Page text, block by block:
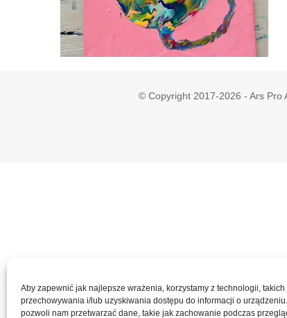
Aby zapewnić jak najlepsze wrażenia, korzystamy z technologii,
przechowywania i/lub uzyskiwania dostępu do informacji o
pozwoli nam przetwarzać dane, takie jak zachowanie podczas
© Copyright 2017-2026 - Ars Pro